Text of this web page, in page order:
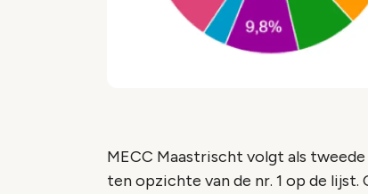
MECC Maastrischt volgt als
ten opzichte van de nr. 1 op de